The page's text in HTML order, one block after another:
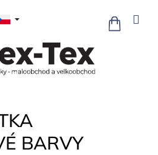
NÁKUPNÍ
KOŠÍK
BARVY